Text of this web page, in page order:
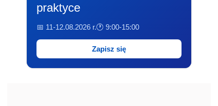
praktyce
📅 11-12.08.2026 r.🕐 9:00-15:00
Zapisz się